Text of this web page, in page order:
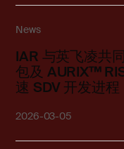
IAR 与英飞凌共
包及 AURIX™
速 SDV 开发进程
2026-03-05
News